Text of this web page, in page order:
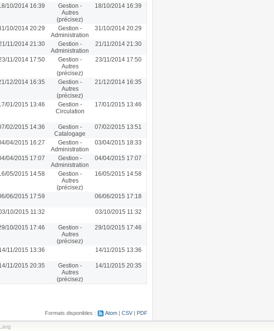
10/2014 16:39
Gestion -
Autres
(précisez)
18/10/2014 16:39
10/2014 20:29
Gestion -
Administration
31/10/2014 20:29
11/2014 21:30
Gestion -
Administration
21/11/2014 21:30
11/2014 17:50
Gestion -
Autres
(précisez)
23/11/2014 17:50
12/2014 16:35
Gestion -
Autres
(précisez)
21/12/2014 16:35
01/2015 13:46
Gestion -
Circulation
17/01/2015 13:46
02/2015 14:36
Gestion -
Catalogage
07/02/2015 13:51
04/2015 16:27
Gestion -
Administration
03/04/2015 18:33
04/2015 17:07
Gestion -
Administration
04/04/2015 17:07
05/2015 14:58
Gestion -
Autres
(précisez)
16/05/2015 14:58
06/2015 17:59 06/06/2015 17:18
10/2015 11:32 03/10/2015 11:32
10/2015 17:46
Gestion -
Autres
(précisez)
29/10/2015 17:46
11/2015 13:36 14/11/2015 13:36
11/2015 20:35
Gestion -
Autres
(précisez)
14/11/2015 20:35
Formats disponibles : Atom CSV PDF